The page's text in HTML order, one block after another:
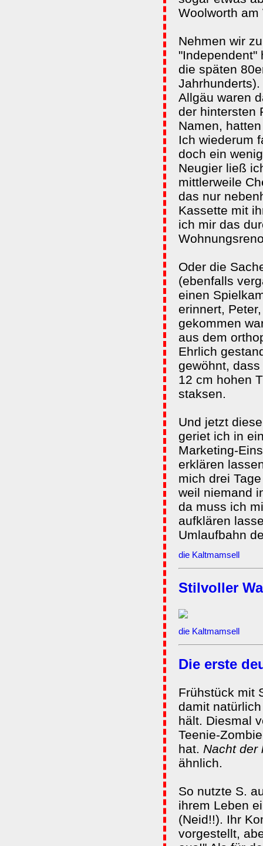
Woolworth
Nehmen wir
"Independent"
die späten
Allgäu waren
der hintersten
Namen,
Ich wiederum
doch ein
Neugier ließ
mittlerweile
das nur
Kassette mit
ich mir das
Oder die
(ebenfalls
einen
erinnert,
gekommen
aus dem
Ehrlich
gewöhnt,
12 cm hohen
staksen.
Und jetzt
geriet ich in
Marketing-
erklären
mich drei
weil niemand
da muss ich
aufklären
Umlaufbahn
die Kaltmamsell
Stilvoller
die Kaltmamsell
Die erste
Frühstück mit
damit
hält. Diesmal
Teenie-
hat. Nacht der
ähnlich.
So nutzte S.
ihrem Leben
(Neid!!). Ihr
vorgestellt,